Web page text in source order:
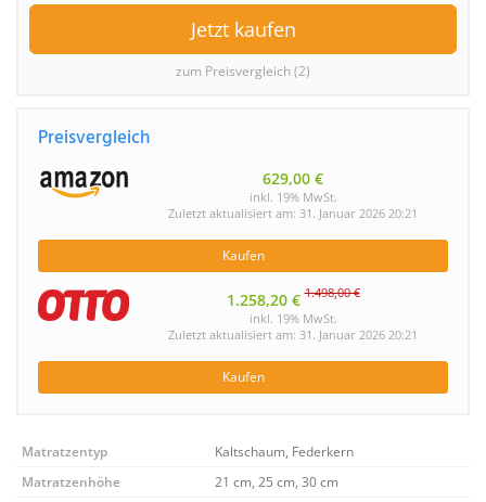
Jetzt kaufen
zum Preisvergleich (2)
Preisvergleich
629,00 €
inkl. 19% MwSt.
Zuletzt aktualisiert am: 31. Januar 2026 20:21
Kaufen
1.258,20 €1.498,00 €
inkl. 19% MwSt.
Zuletzt aktualisiert am: 31. Januar 2026 20:21
Kaufen
Matratzentyp
Kaltschaum, Federkern
Matratzenhöhe
21 cm, 25 cm, 30 cm